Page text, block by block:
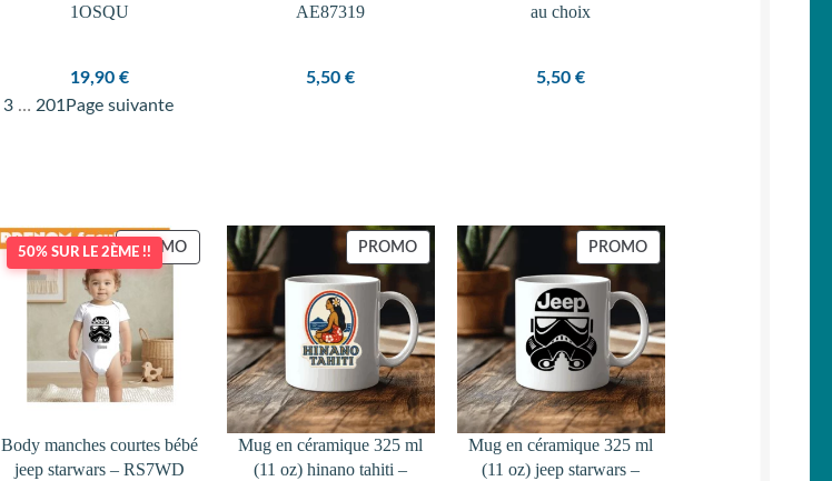
1OSQU
19,90€
AE87319
5,50€
au choix
5,50€
3 … 201Page suivante
50% SUR LE 2ÈME !!PROMOPRODUIT
PROMOTION
Body manches courtes bébé
jeep starwars – RS7WD
PROMOPRODUIT
PROMOTION
Mug en céramique 325 ml
(11 oz) hinano tahiti –
PROMOPRODUIT
Mug en céramique 325 ml
(11 oz) jeep starwars –